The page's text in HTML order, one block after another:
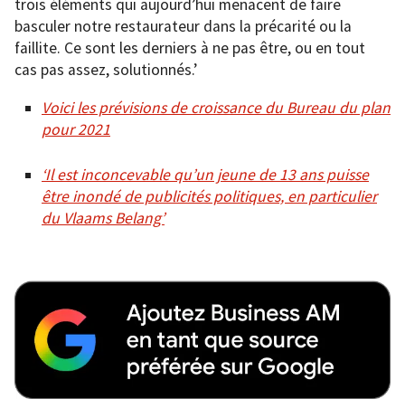
trois éléments qui aujourd’hui menacent de faire
basculer notre restaurateur dans la précarité ou la
faillite. Ce sont les derniers à ne pas être, ou en tout
cas pas assez, solutionnés.’
Voici les prévisions de croissance du Bureau du plan
pour 2021
‘Il est inconcevable qu’un jeune de 13 ans puisse
être inondé de publicités politiques, en particulier
du Vlaams Belang’